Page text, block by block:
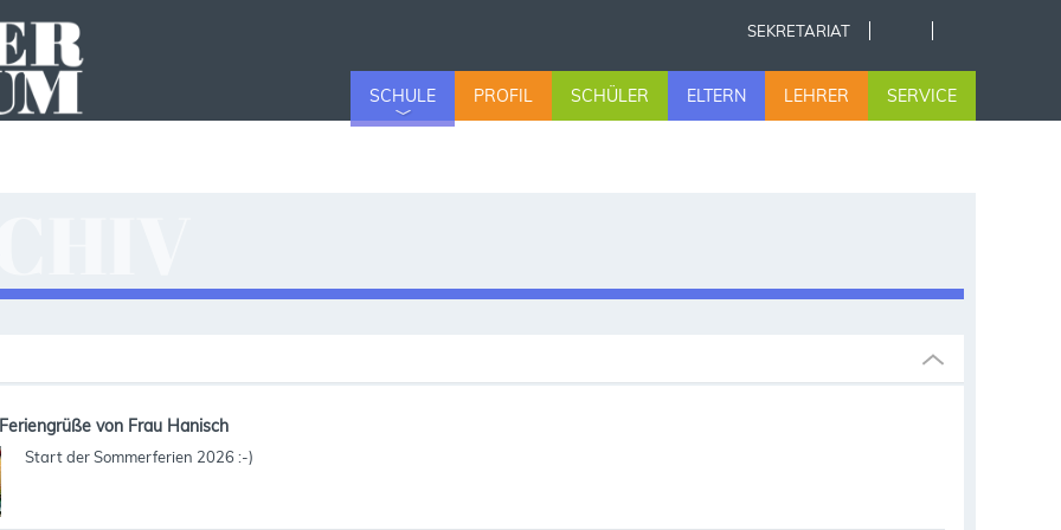
SEKRETARIAT
SCHULE PROFIL SCHÜLER ELTERN LEHRER SERVICE
Feriengrüße von Frau Hanisch
Start der Sommerferien 2026 :-)